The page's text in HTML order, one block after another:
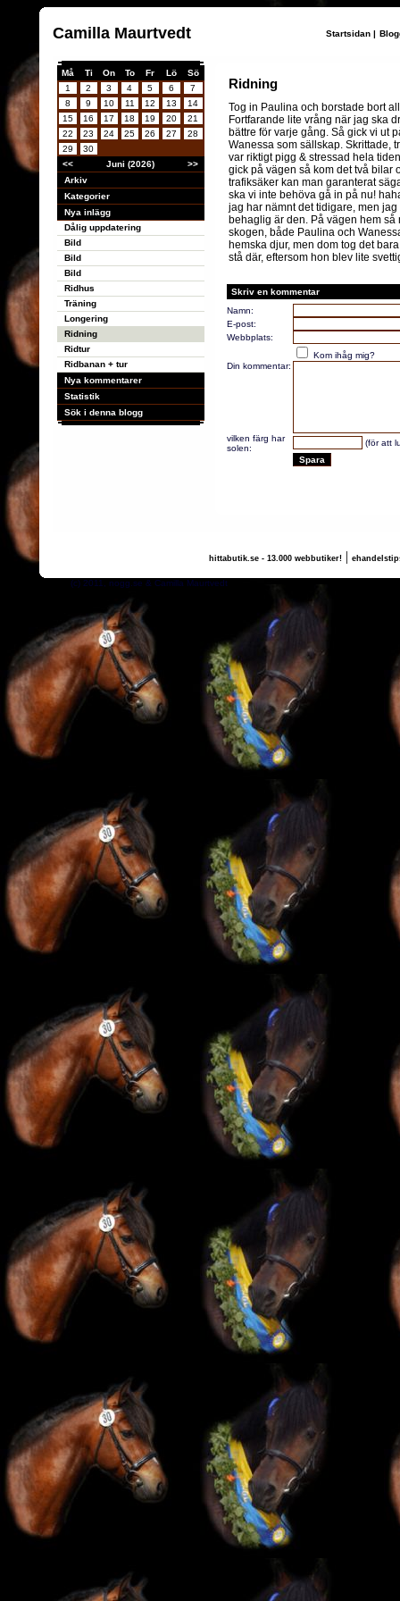
Camilla Maurtvedt Startsidan |
Må Ti On To Fr Lö
Sö
1
2 3 4 5 6
7
8
9 10 11 12 13
14
15
16 17 18 19 20
21
22
23 24 25 26 27
28
29
30
<<
Juni (2026)
>>
Arkiv
Kategorier
Nya inlägg
Dålig uppdatering
Bild
Bild
Bild
Ridhus
Träning
Longering
Ridning
Ridtur
Ridbanan + tur
Nya kommentarer
Statistik
Sök i denna blogg
Ridning
Tog in Paulina och borstade bort
Fortfarande lite vrång när jag ska
bättre för varje gång. Så gick vi ut
Wanessa som sällskap. Skrittade,
var riktigt pigg & stressad hela
gick på vägen så kom det två bilar
trafiksäker kan man garanterat
ska vi inte behöva gå in på nu!
jag har nämnt det tidigare, men
behaglig är den. På vägen hem
skogen, både Paulina och
hemska djur, men dom tog det
stå där, eftersom hon blev lite
Skriv en kommentar
Namn:
E-post:
Webbplats:
Kom ihåg mig?
Din kommentar:
vilken färg har
solen:
(för att
hittabutik.se - 13.000 webbutiker!|
(c) 2011, nogg.se & Camilla Maurtvedt